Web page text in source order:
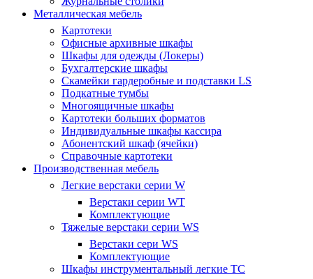
Металлическая мебель
Картотеки
Офисные архивные шкафы
Шкафы для одежды (Локеры)
Бухгалтерские шкафы
Скамейки гардеробные и подставки LS
Подкатные тумбы
Многоящичные шкафы
Картотеки больших форматов
Индивидуальные шкафы кассира
Абонентский шкаф (ячейки)
Справочные картотеки
Производственная мебель
Легкие верстаки серии W
Верстаки серии WT
Комплектующие
Тяжелые верстаки серии WS
Верстаки сери WS
Комплектующие
Шкафы инструментальный легкие ТС